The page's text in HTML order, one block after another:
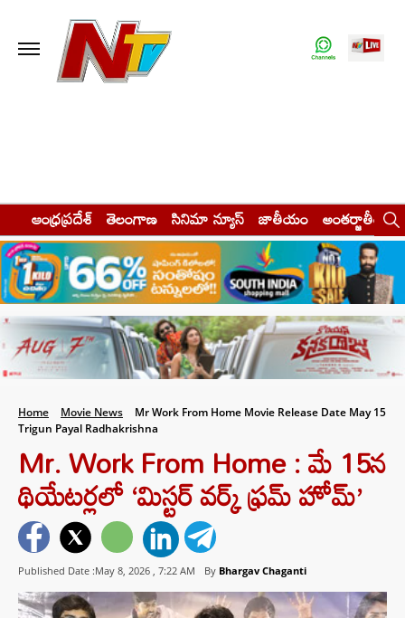
ఆంధ్రప్రదేశ్ తెలంగాణ సినిమా న్యూస్ జాతీయం అంతర్జాతీయం
Home Movie News
Mr Work From Home Movie Release Date May 15
Trigun Payal Radhakrishna
Mr. Work From Home : మే 15న
థియేటర్లలో ‘మిస్టర్ వర్క్ ఫ్రమ్ హోమ్’
Published Date :May 8, 2026 , 7:22 AM By Bhargav Chaganti